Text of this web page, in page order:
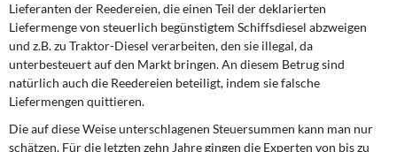
Lieferanten der Reedereien, die einen Teil der deklarierten
Liefermenge von steuerlich begünstigtem Schiffsdiesel abzweigen
und z.B. zu Traktor-Diesel verarbeiten, den sie illegal, da
unterbesteuert auf den Markt bringen. An diesem Betrug sind
natürlich auch die Reedereien beteiligt, indem sie falsche
Liefermengen quittieren.
Die auf diese Weise unterschlagenen Steuersummen kann man nur
schätzen. Für die letzten zehn Jahre gingen die Experten von bis zu